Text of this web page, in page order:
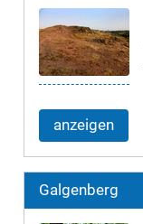
anzeigen
Galgenberg